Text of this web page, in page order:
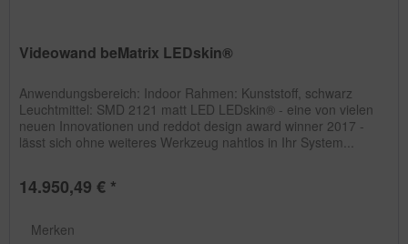
Videowand beMatrix LEDskin®
Anwendungsbereich: Indoor Rahmen: Kunststoff, schwarz
Leuchtmittel: SMD 2121 matt LED LEDskin® - eine von vielen
neuen Innovationen und reddot design award winner 2017 -
lässt sich ohne weiteres Werkzeug nahtlos in Ihr System...
14.950,49 € *
Merken